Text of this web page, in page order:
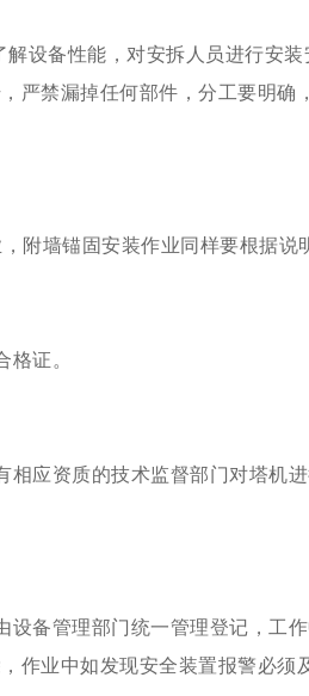
设备性能，对安拆人员进行安
严禁漏掉任何部件，分工要明确
附墙锚固安装作业同样要根据说
证。
应资质的技术监督部门对塔机
备管理部门统一管理登记，工
作业中如发现安全装置报警必须